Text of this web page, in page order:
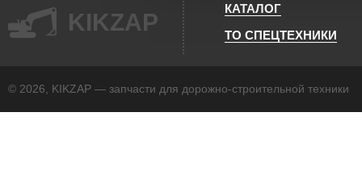
KIKZAP
КАТАЛОГ
ТО СПЕЦТЕХНИКИ
© 2026, KIKZAP — запчасти для дорожно-строительной техники